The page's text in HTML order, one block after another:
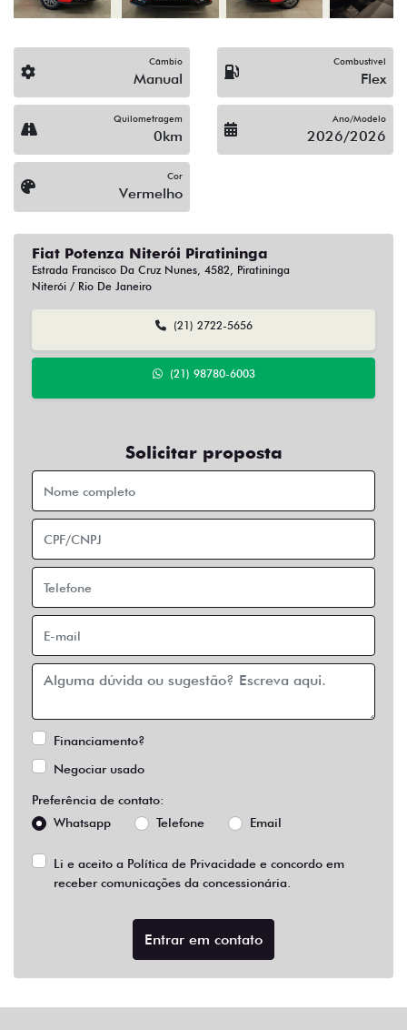
Câmbio
Manual
Combustível
Flex
Quilometragem
0km
Ano/Modelo
2026/2026
Cor
Vermelho
Fiat Potenza Niterói Piratininga
Estrada Francisco Da Cruz Nunes, 4582, Piratininga
Niterói / Rio De Janeiro
(21) 2722-5656
(21) 98780-6003
Solicitar proposta
Financiamento?
Negociar usado
Preferência de contato:
Whatsapp
Telefone Email
Li e aceito a Política de Privacidade e concordo em
receber comunicações da concessionária.
Entrar em contato